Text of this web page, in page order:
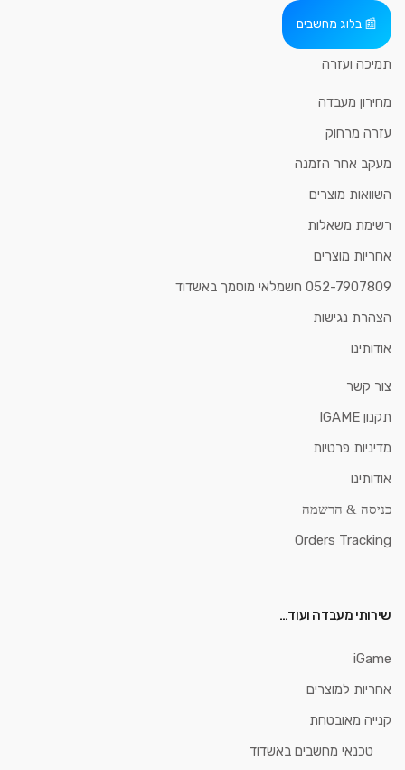
בלוג מחשבים
תמיכה ועזרה
מחירון מעבדה
עזרה מרחוק
מעקב אחר הזמנה
השוואות מוצרים
רשימת משאלות
אחריות מוצרים
052-7907809 חשמלאי מוסמך באשדוד
הצהרת נגישות
אודותינו
צור קשר
תקנון IGAME
מדיניות פרטיות
אודותינו
כניסה & הרשמה
Orders Tracking
שירותי מעבדה ועוד…
iGame
אחריות למוצרים
קנייה מאובטחת
טכנאי מחשבים באשדוד